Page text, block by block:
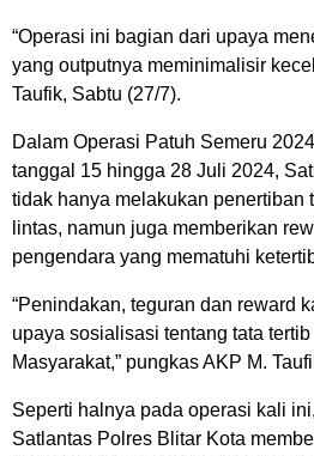
“Operasi ini bagian dari upaya
yang outputnya meminimalisir
Taufik, Sabtu (27/7).
Dalam Operasi Patuh Semeru
tanggal 15 hingga 28 Juli 2024,
tidak hanya melakukan penertiban
lintas, namun juga memberikan
pengendara yang mematuhi
“Penindakan, teguran dan reward
upaya sosialisasi tentang tata
Masyarakat,” pungkas AKP M.
Seperti halnya pada operasi kali
Satlantas Polres Blitar Kota